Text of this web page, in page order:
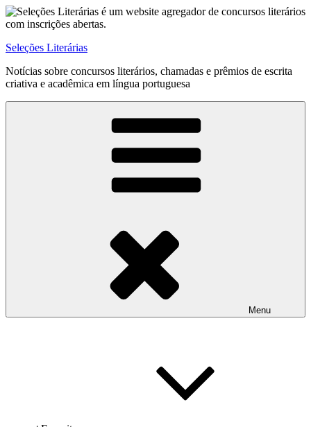
Pular
para
conteúdo
Seleções Literárias
Notícias sobre concursos literários, chamadas e prêmios de escrita
criativa e acadêmica em língua portuguesa
Menu